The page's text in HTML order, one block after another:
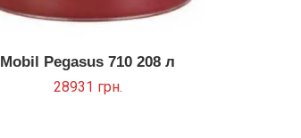
Mobil Pegasus 710 208 л
28931 грн.